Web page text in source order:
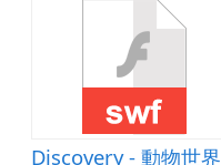
Discovery - 動物世界